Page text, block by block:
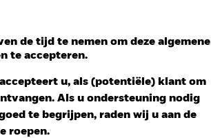
de tijd te nemen om deze algemene
te accepteren.
u, als (potentiële) klant om
Als u ondersteuning nodig
te begrijpen, raden wij u aan de
roepen.